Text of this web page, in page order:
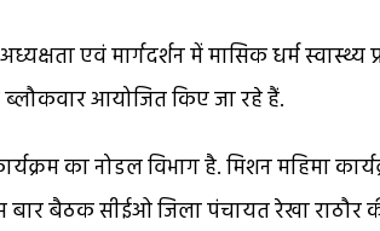
एवं मार्गदर्शन में मासिक धर्म स्वास्थ्य
आयोजित किए जा रहे हैं.
का नोडल विभाग है. मिशन महिमा
बैठक सीईओ जिला पंचायत रेखा राठौर